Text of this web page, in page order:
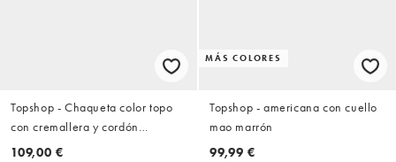
Topshop - Chaqueta color topo
con cremallera y cordón
ajustable en la cintura de tejido
109,00 €
MÁS COLORES
Topshop - americana con cuello
mao marrón
99,99 €